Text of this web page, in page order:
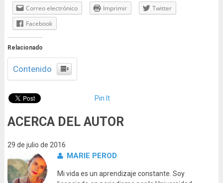
Correo electrónico Imprimir
Twitter
Facebook
Relacionado
Contenido
Pin It
ACERCA DEL AUTOR
29 de julio de 2016
MARIE PEROD
Mi vida es un aprendizaje constante. Soy